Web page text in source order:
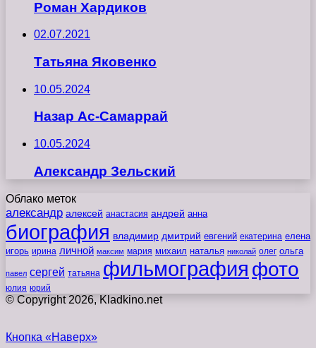
Роман Хардиков
02.07.2021
Татьяна Яковенко
10.05.2024
Назар Ас-Самаррай
10.05.2024
Александр Зельский
Облако меток
александр алексей анастасия андрей анна
биография владимир дмитрий евгений екатерина елена
игорь ирина личной максим мария михаил наталья николай олег ольга
павел сергей татьяна фильмография фото
юлия юрий
© Copyright 2026, Kladkino.net
Кнопка «Наверх»